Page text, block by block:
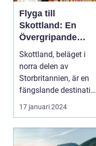
Flyga till
Skottland: En
Övergripande
Översikt
Skottland, beläget i
norra delen av
Storbritannien, är en
fängslande destination
för turister världe...
17 januari 2024